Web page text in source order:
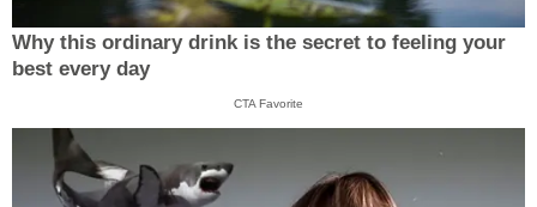
Why this ordinary drink is the secret to feeling your
best every day
CTA Favorite